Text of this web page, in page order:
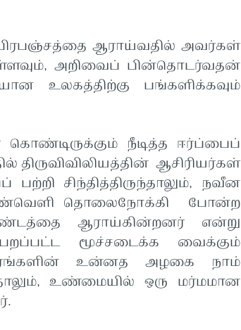
ஆராய்வதில் அவர்கள்
அறிவைப் பின்தொடர்வதன்
உலகத்திற்கு பங்களிக்கவும்
நீடித்த ஈர்ப்பைப்
திருவிவிலியத்தின் ஆசிரியர்கள்
சிந்தித்திருந்தாலும், நவீன
தொலைநோக்கி போன்ற
ஆராய்கின்றனர் என்று
மூச்சடைக்க வைக்கும்
உன்னத அழகை நாம்
உண்மையில் ஒரு மர்மமான